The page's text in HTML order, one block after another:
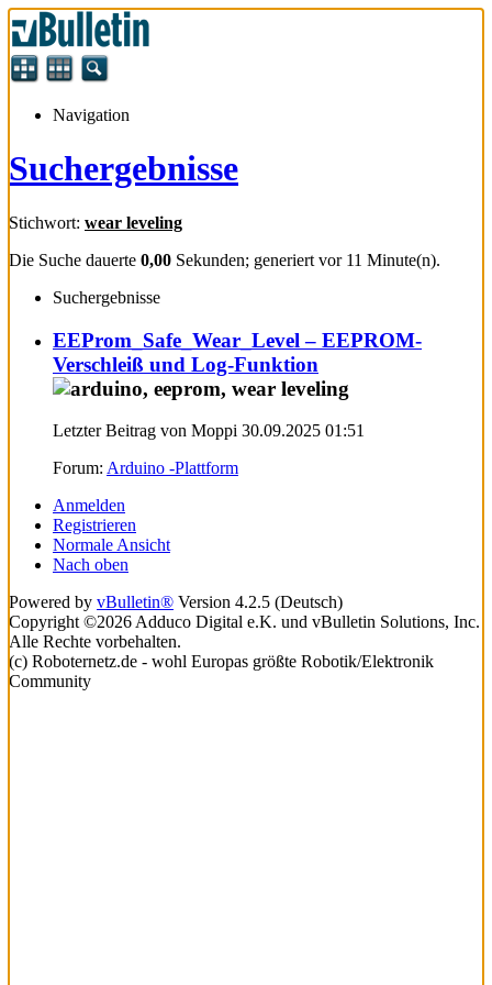
Navigation
Suchergebnisse
Stichwort: wear leveling
Die Suche dauerte 0,00 Sekunden; generiert vor 11 Minute(n).
Suchergebnisse
EEProm_Safe_Wear_Level – EEPROM-
Verschleiß und Log-Funktion
Letzter Beitrag von Moppi 30.09.2025 01:51
Forum: Arduino -Plattform
Anmelden
Registrieren
Normale Ansicht
Nach oben
Powered by vBulletin® Version 4.2.5 (Deutsch)
Copyright ©2026 Adduco Digital e.K. und vBulletin Solutions, Inc.
Alle Rechte vorbehalten.
(c) Roboternetz.de - wohl Europas größte Robotik/Elektronik
Community